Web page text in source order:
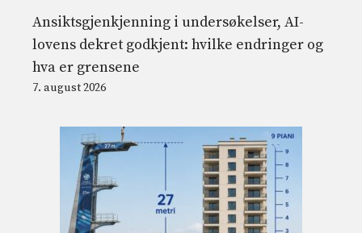
Ansiktsgjenkjenning i undersøkelser, AI-
lovens dekret godkjent: hvilke endringer og
hva er grensene
7. august 2026